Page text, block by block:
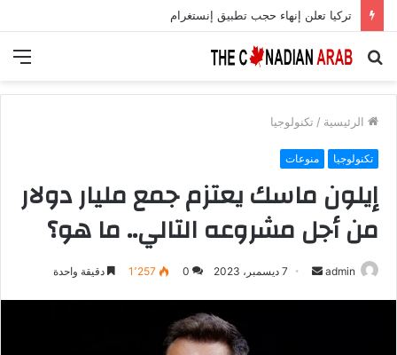
تركيا تعلن إنهاء حجب تطبيق إنستغرام
بحث
الرئيسية / تكنولوجيا
تكنولوجيا منوعات
إيلون ماسك يعتزم جمع مليار دولار
من أجل مشروعه التالي.. ما هو؟
admin
أرسل 7 ديسمبر، 2023 0 1٬257 دقيقة واحدة